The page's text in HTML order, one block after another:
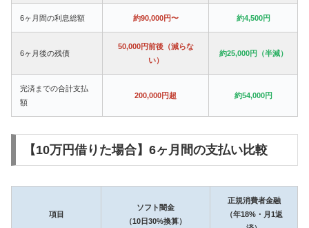
6ヶ月間の利息総額 約90,000円〜 約4,500円
6ヶ月後の残債
50,000円前後（減らな
い）
約25,000円（半減）
完済までの合計支払
額
200,000円超 約54,000円
【10万円借りた場合】6ヶ月間の支払い比較
項目
ソフト闇金
（10日30%換算）
正規消費者金融
（年18%・月1返